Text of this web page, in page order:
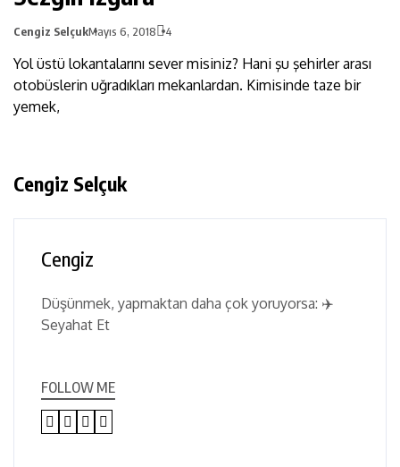
Cengiz SelçukMayıs 6, 2018 4
Yol üstü lokantalarını sever misiniz? Hani şu şehirler arası
otobüslerin uğradıkları mekanlardan. Kimisinde taze bir
yemek,
Cengiz Selçuk
Cengiz
Düşünmek, yapmaktan daha çok yoruyorsa: ✈️
Seyahat Et
FOLLOW ME